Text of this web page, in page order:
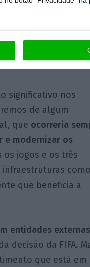
muito com
face ao retorno que
Pedro Duarte,
significativo nos
de algum
que ocorreria
e modernizar os
os jogos e os três
infraestruturas como
que beneficia a
entidades externas
decisão da FIFA.
que está em